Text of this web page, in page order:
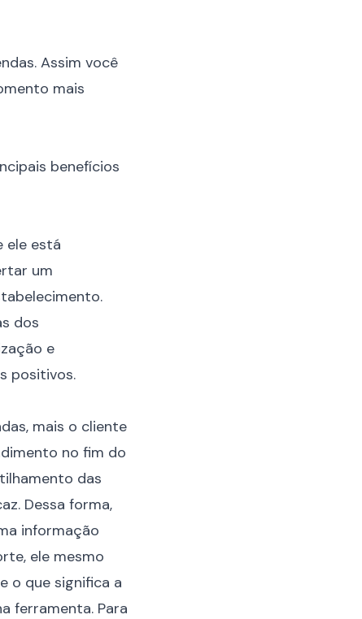
. Assim você
mais
benefícios
ele está
um
dos
e
positivos.
mais o cliente
no fim do
das
Dessa forma,
informação
ele mesmo
o que significa a
ferramenta. Para